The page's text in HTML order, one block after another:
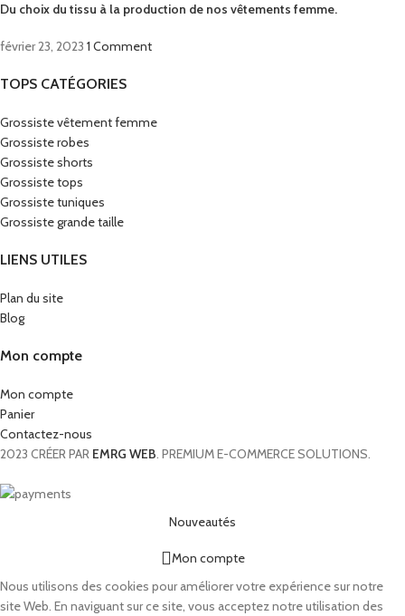
Du choix du tissu à la production de nos vêtements femme.
février 23, 2023 1 Comment
TOPS CATÉGORIES
Grossiste vêtement femme
Grossiste robes
Grossiste shorts
Grossiste tops
Grossiste tuniques
Grossiste grande taille
LIENS UTILES
Plan du site
Blog
Mon compte
Mon compte
Panier
Contactez-nous
2023 CRÉER PAR EMRG WEB. PREMIUM E-COMMERCE SOLUTIONS.
Nouveautés
Mon compte
Nous utilisons des cookies pour améliorer votre expérience sur notre
site Web. En naviguant sur ce site, vous acceptez notre utilisation des